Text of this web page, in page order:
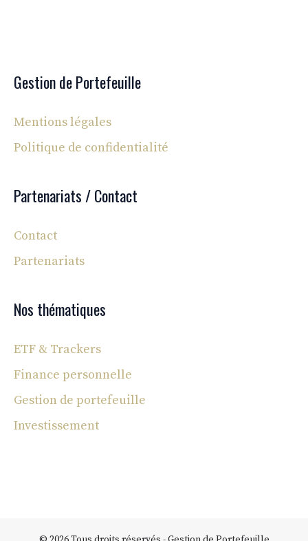
Gestion de Portefeuille
Mentions légales
Politique de confidentialité
Partenariats / Contact
Contact
Partenariats
Nos thématiques
ETF & Trackers
Finance personnelle
Gestion de portefeuille
Investissement